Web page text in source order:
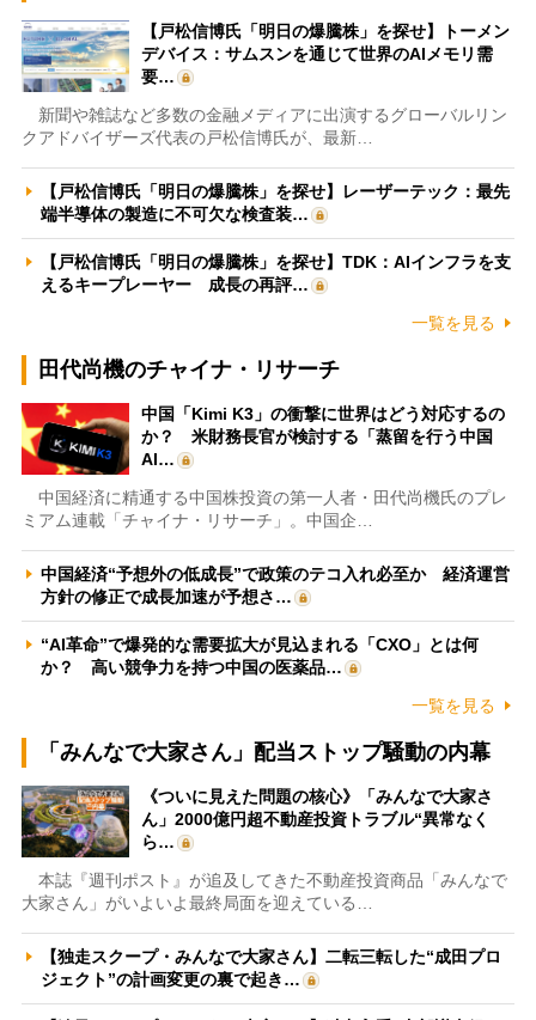
【戸松信博氏「明日の爆騰株」を探せ】トーメン
デバイス：サムスンを通じて世界のAIメモリ需
要…
新聞や雑誌など多数の金融メディアに出演するグローバルリン
クアドバイザーズ代表の戸松信博氏が、最新…
【戸松信博氏「明日の爆騰株」を探せ】レーザーテック：最先
端半導体の製造に不可欠な検査装…
【戸松信博氏「明日の爆騰株」を探せ】TDK：AIインフラを支
えるキープレーヤー 成長の再評…
一覧を見る
田代尚機のチャイナ・リサーチ
中国「Kimi K3」の衝撃に世界はどう対応するの
か？ 米財務長官が検討する「蒸留を行う中国
AI…
中国経済に精通する中国株投資の第一人者・田代尚機氏のプレ
ミアム連載「チャイナ・リサーチ」。中国企…
中国経済“予想外の低成長”で政策のテコ入れ必至か 経済運営
方針の修正で成長加速が予想さ…
“AI革命”で爆発的な需要拡大が見込まれる「CXO」とは何
か？ 高い競争力を持つ中国の医薬品…
一覧を見る
「みんなで大家さん」配当ストップ騒動の内幕
《ついに見えた問題の核心》「みんなで大家さ
ん」2000億円超不動産投資トラブル“異常なく
ら…
本誌『週刊ポスト』が追及してきた不動産投資商品「みんなで
大家さん」がいよいよ最終局面を迎えている…
【独走スクープ・みんなで大家さん】二転三転した“成田プロ
ジェクト”の計画変更の裏で起き…